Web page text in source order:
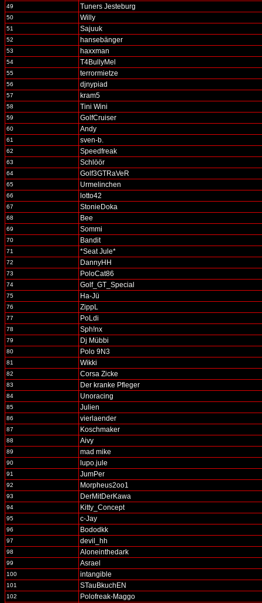
49 Tuners Jesteburg
50 Willy
51 Sajuuk
52 hansebänger
53 haxxman
54 T4BullyMel
55 terrormietze
56 djnypiad
57 kram5
58 Tini Wini
59 GolfCruiser
60 Andy
61 sven-b.
62 Speedfreak
63 Schlöör
64 Golf3GTRaVeR
65 Urmelinchen
66 lotto42
67 StonieDoka
68 Bee
69 Sommi
70 Bandit
71 *Seat Jule*
72 DannyHH
73 PoloCat86
74 Golf_GT_Special
75 Ha-Jü
76 ZippL
77 PoLdi
78 Sph!nx
79 Dj Mübbi
80 Polo 9N3
81 Wikki
82 Corsa Zicke
83 Der kranke Pfleger
84 Unoracing
85 Julien
86 vierlaender
87 Koschmaker
88 Aivy
89 mad mike
90 lupo.jule
91 JumPer
92 Morpheus2oo1
93 DerMitDerKawa
94 Kitty_Concept
95 c-Jay
96 Bododkk
97 devil_hh
98 Aloneinthedark
99 Asrael
100 intangible
101 STauBkuchEN
102 Polofreak-Maggo